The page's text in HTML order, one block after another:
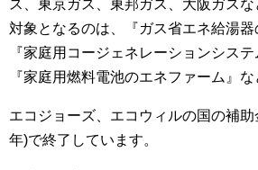
ス、東京ガス、東邦ガス、大阪ガス
対象となるのは、『ガス省エネ給湯器
『家庭用コージェネレーションシステ
『家庭用燃料電池のエネファーム』な
エコジョーズ、エコウィルの国の補
年)で終了しています。